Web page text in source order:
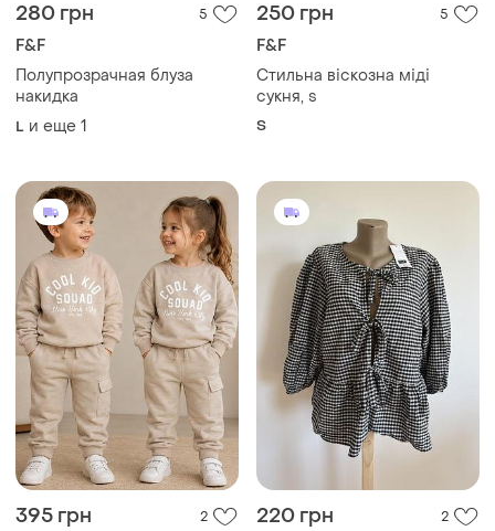
280 грн 5
F&F
Полупрозрачная блуза
накидка
L и еще 1
250 грн 5
F&F
Стильна віскозна міді
сукня, s
S
395 грн 2 220 грн
2